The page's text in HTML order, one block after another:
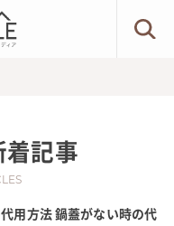
着記事
用方法 鍋蓋がない時の代